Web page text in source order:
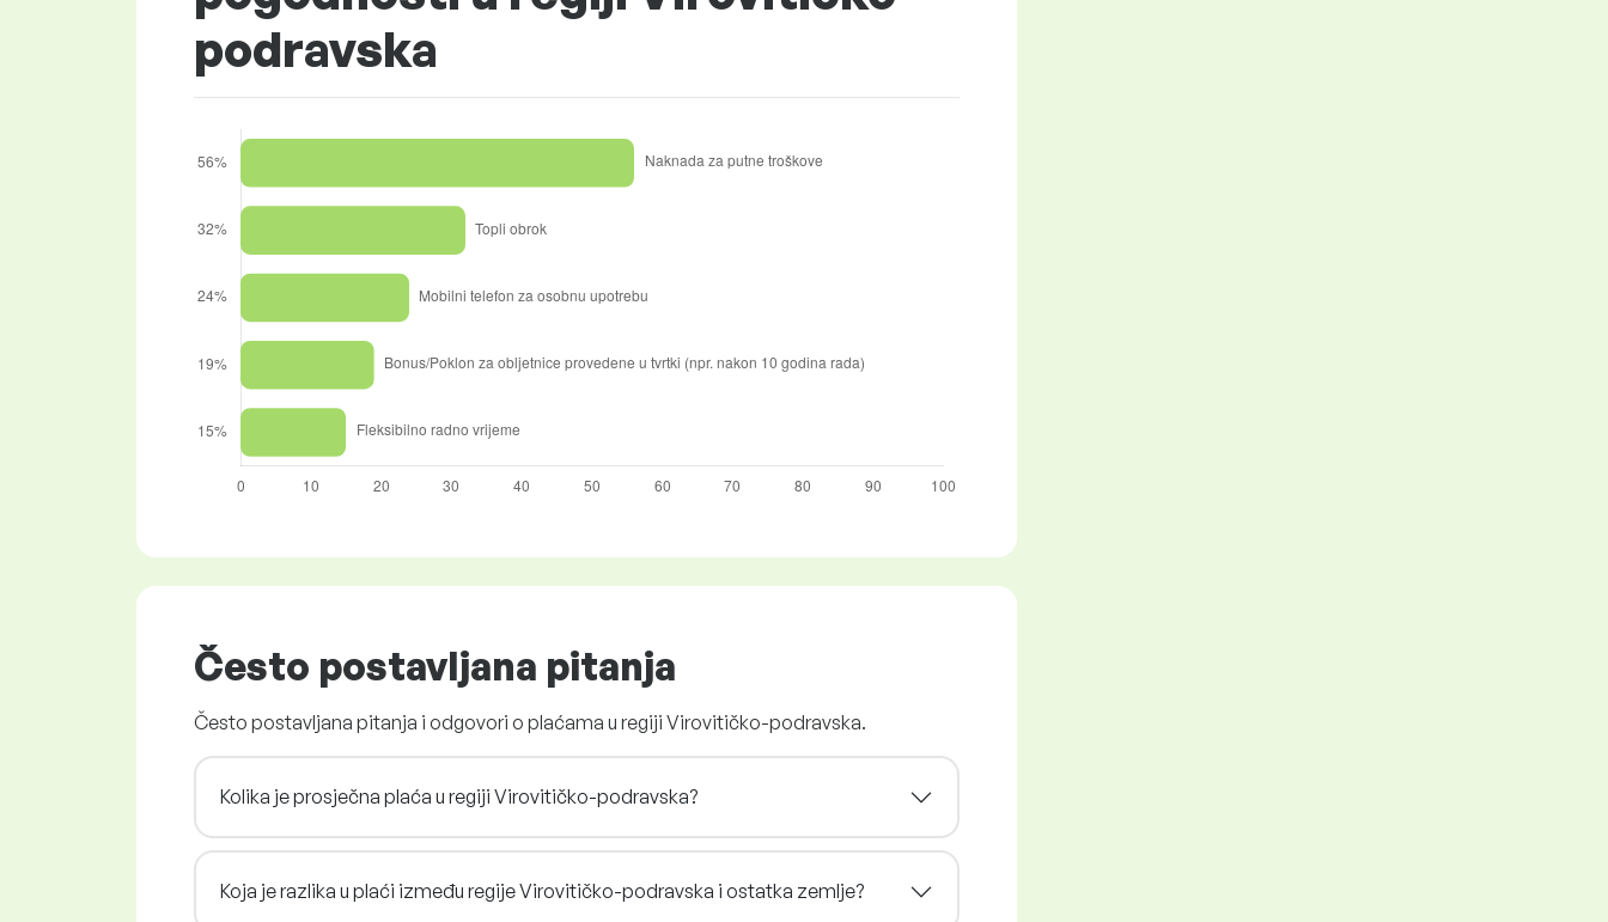
podravska
Često postavljana pitanja
Često postavljana pitanja i odgovori o plaćama u regiji Virovitičko-podravska.
Kolika je prosječna plaća u regiji Virovitičko-podravska?
Koja je razlika u plaći između regije Virovitičko-podravska i ostatka zemlje?